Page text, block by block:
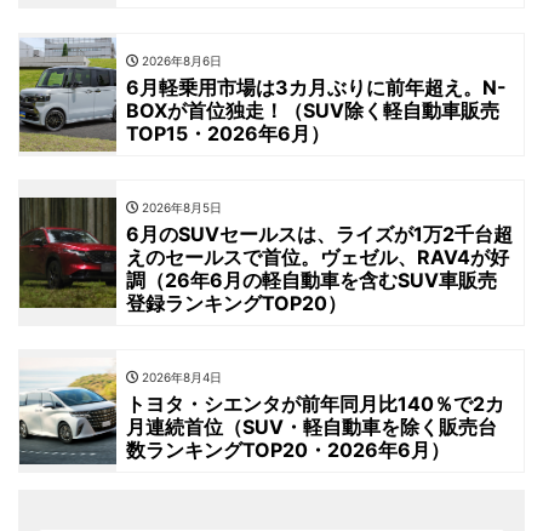
2026年8月6日
6月軽乗用市場は3カ月ぶりに前年超え。N-
BOXが首位独走！（SUV除く軽自動車販売
TOP15・2026年6月）
2026年8月5日
6月のSUVセールスは、ライズが1万2千台超
えのセールスで首位。ヴェゼル、RAV4が好
調（26年6月の軽自動車を含むSUV車販売
登録ランキングTOP20）
2026年8月4日
トヨタ・シエンタが前年同月比140％で2カ
月連続首位（SUV・軽自動車を除く販売台
数ランキングTOP20・2026年6月）